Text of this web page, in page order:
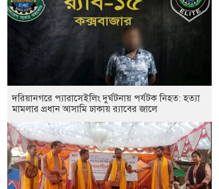
দরিয়ানগরে প্যারাসেইলিং দুর্ঘটনায় পর্যটক নিহত: হত্যা
মামলার প্রধান আসামি ঢাকায় র‌্যাবের জালে